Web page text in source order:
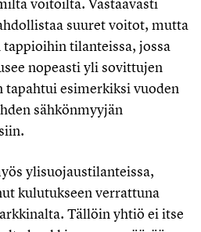
voitoilta. Vastaavasti
suuret voitot, mutta
tilanteissa, jossa
nopeasti yli sovittujen
esimerkiksi vuoden
sähkönmyyjän
ylisuojaustilanteissa,
kulutukseen verrattuna
Tällöin yhtiö ei itse